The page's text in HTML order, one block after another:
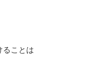
ることは